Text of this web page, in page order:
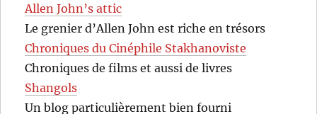
Allen John’s attic
Le grenier d’Allen John est riche en trésors
Chroniques du Cinéphile Stakhanoviste
Chroniques de films et aussi de livres
Shangols
Un blog particulièrement bien fourni